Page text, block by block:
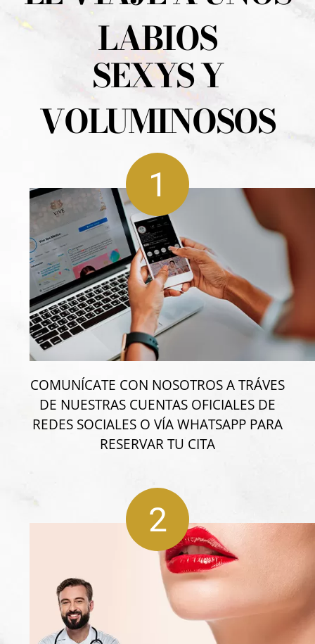
LABIOS
SEXYS Y
VOLUMINOSOS
1
COMUNÍCATE CON NOSOTROS A TRÁVES
DE NUESTRAS CUENTAS OFICIALES DE
REDES SOCIALES O VÍA WHATSAPP PARA
RESERVAR TU CITA
2